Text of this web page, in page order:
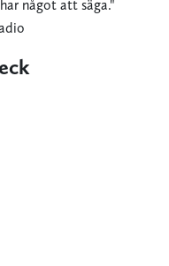
något att säga."